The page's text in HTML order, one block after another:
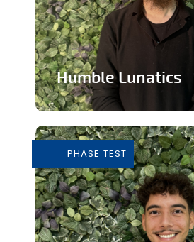
Humble Lunatics
éthique
En savoir plus
PHASE TEST